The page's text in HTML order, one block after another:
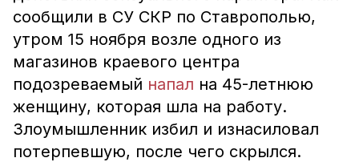
сообщили в СУ СКР по Ставрополью,
утром 15 ноября возле одного из
магазинов краевого центра
подозреваемый напал на 45-летнюю
женщину, которая шла на работу.
Злоумышленник избил и изнасиловал
потерпевшую, после чего скрылся.